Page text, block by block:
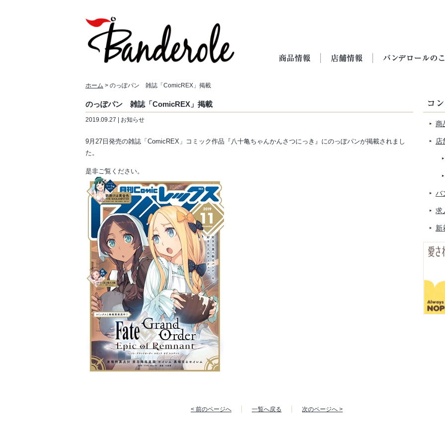
ホーム > のっぽパン 雑誌「ComicREX」掲載
のっぽパン 雑誌「ComicREX」掲載
2019.09.27 | お知らせ
9月27日発売の雑誌「ComicREX」コミック作品『八十亀ちゃんかんさつにっき』にのっぽパンが掲載されまし
た。
是非ご覧ください。
< 前のページへ 一覧へ戻る 次のページへ >
商
店
バ
求
新